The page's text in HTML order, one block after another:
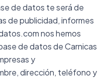
de datos te será de
de publicidad, informes
nos hemos
de datos de Carnicas
y
dirección, teléfono y